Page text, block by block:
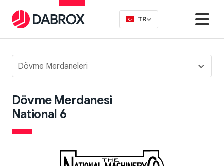
Dövme Merdaneleri
Dövme Merdanesi
National 6